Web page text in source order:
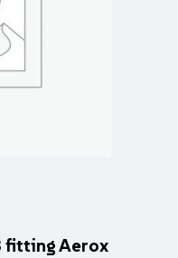
fitting Aerox